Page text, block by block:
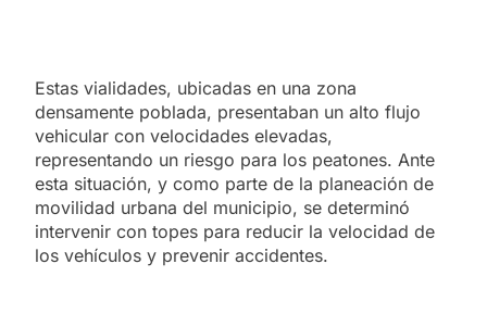
Estas vialidades, ubicadas en una zona
densamente poblada, presentaban un alto flujo
vehicular con velocidades elevadas,
representando un riesgo para los peatones. Ante
esta situación, y como parte de la planeación de
movilidad urbana del municipio, se determinó
intervenir con topes para reducir la velocidad de
los vehículos y prevenir accidentes.